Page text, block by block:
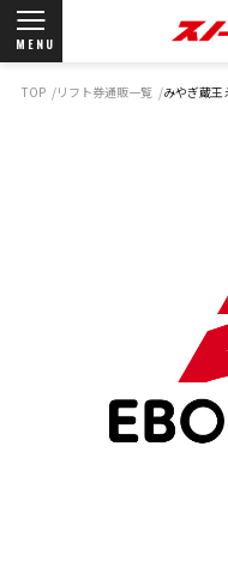
MENU
弊社名義の郵便について
新規会員登録
TOP リフト券通販一覧 みやぎ蔵王